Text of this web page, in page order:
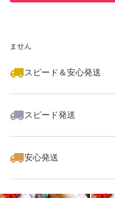
ません
スピード＆安心発送
スピード発送
安心発送